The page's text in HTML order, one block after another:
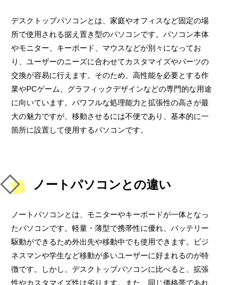
デスクトップパソコンとは、家庭やオフィスなど固定の場
所で使用される据え置き型のパソコンです。パソコン本体
やモニター、キーボード、マウスなどが別々になってお
り、ユーザーのニーズに合わせてカスタマイズやパーツの
交換が容易に行えます。そのため、高性能を必要とする作
業やPCゲーム、グラフィックデザインなどの専門的な用途
に向いています。パワフルな処理能力と拡張性の高さが最
大の魅力ですが、移動させるには不便であり、基本的に一
箇所に設置して使用するパソコンです。
ノートパソコンとの違い
ノートパソコンとは、モニターやキーボードが一体となっ
たパソコンです。軽量・薄型で携帯性に優れ、バッテリー
駆動ができるため外出先や移動中でも使用できます。ビジ
ネスマンや学生など移動が多いユーザーに好まれるのが特
徴です。しかし、デスクトップパソコンに比べると、拡張
性やカスタマイズ性は劣ります。また、同じ価格帯であれ